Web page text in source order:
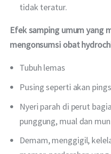
tidak teratur.
Efek samping umum yang
mengonsumsi obat
Tubuh lemas
Pusing seperti akan
Nyeri parah di perut
punggung, mual dan
Demam, menggigil,